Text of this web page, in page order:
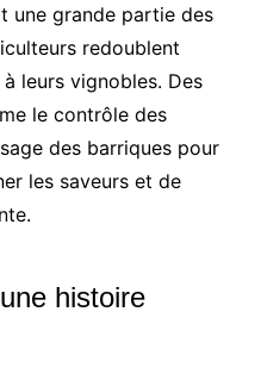
une grande partie des
redoublent
leurs vignobles. Des
le contrôle des
des barriques pour
les saveurs et de
histoire